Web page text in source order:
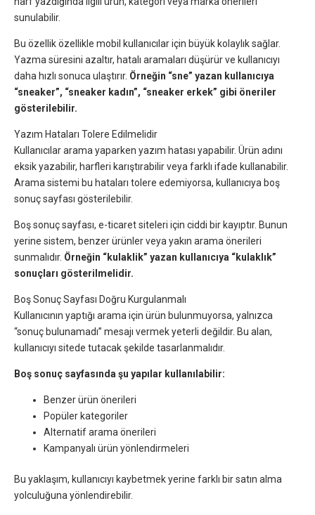
sunulabilir.
Bu özellik özellikle mobil kullanıcılar için büyük kolaylık sağlar.
Yazma süresini azaltır, hatalı aramaları düşürür ve kullanıcıyı
daha hızlı sonuca ulaştırır. Örneğin “sne” yazan kullanıcıya
“sneaker”, “sneaker kadın”, “sneaker erkek” gibi öneriler
gösterilebilir.
Yazım Hataları Tolere Edilmelidir
Kullanıcılar arama yaparken yazım hatası yapabilir. Ürün adını
eksik yazabilir, harfleri karıştırabilir veya farklı ifade kullanabilir.
Arama sistemi bu hataları tolere edemiyorsa, kullanıcıya boş
sonuç sayfası gösterilebilir.
Boş sonuç sayfası, e-ticaret siteleri için ciddi bir kayıptır. Bunun
yerine sistem, benzer ürünler veya yakın arama önerileri
sunmalıdır. Örneğin “kulaklik” yazan kullanıcıya “kulaklık”
sonuçları gösterilmelidir.
Boş Sonuç Sayfası Doğru Kurgulanmalı
Kullanıcının yaptığı arama için ürün bulunmuyorsa, yalnızca
“sonuç bulunamadı” mesajı vermek yeterli değildir. Bu alan,
kullanıcıyı sitede tutacak şekilde tasarlanmalıdır.
Boş sonuç sayfasında şu yapılar kullanılabilir:
Benzer ürün önerileri
Popüler kategoriler
Alternatif arama önerileri
Kampanyalı ürün yönlendirmeleri
Bu yaklaşım, kullanıcıyı kaybetmek yerine farklı bir satın alma
yolculuğuna yönlendirebilir.